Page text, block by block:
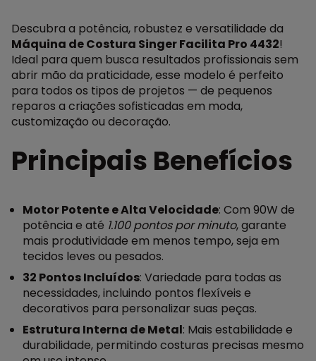
Descubra a potência, robustez e versatilidade da
Máquina de Costura Singer Facilita Pro 4432!
Ideal para quem busca resultados profissionais sem
abrir mão da praticidade, esse modelo é perfeito
para todos os tipos de projetos — de pequenos
reparos a criações sofisticadas em moda,
customização ou decoração.
Principais Benefícios
Motor Potente e Alta Velocidade: Com 90W de
potência e até 1.100 pontos por minuto, garante
mais produtividade em menos tempo, seja em
tecidos leves ou pesados.
32 Pontos Incluídos: Variedade para todas as
necessidades, incluindo pontos flexíveis e
decorativos para personalizar suas peças.
Estrutura Interna de Metal: Mais estabilidade e
durabilidade, permitindo costuras precisas mesmo